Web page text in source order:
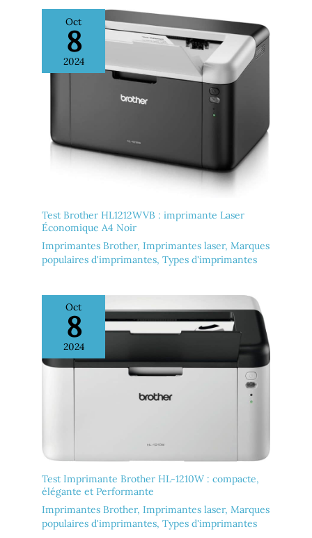
Oct
8
2024
Test Brother HL1212WVB : imprimante Laser
Économique A4 Noir
Imprimantes Brother, Imprimantes laser, Marques
populaires d'imprimantes, Types d'imprimantes
Oct
8
2024
Test Imprimante Brother HL-1210W : compacte,
élégante et Performante
Imprimantes Brother, Imprimantes laser, Marques
populaires d'imprimantes, Types d'imprimantes